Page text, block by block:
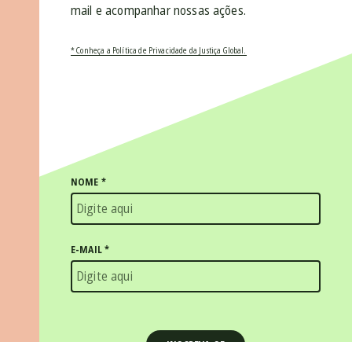
mail e acompanhar nossas ações.
* Conheça a Política de Privacidade da Justiça Global.
NOME *
E-MAIL*